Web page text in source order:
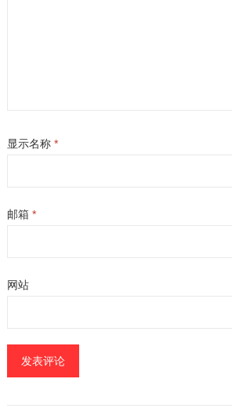
显示名称 *
邮箱 *
网站